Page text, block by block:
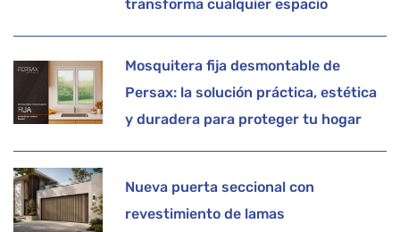
transforma cualquier espacio
Mosquitera fija desmontable de
Persax: la solución práctica, estética
y duradera para proteger tu hogar
Nueva puerta seccional con
revestimiento de lamas